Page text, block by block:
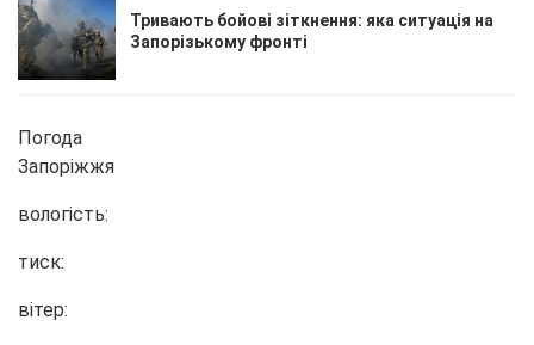
Тривають бойові зіткнення: яка ситуація на
Запорізькому фронті
Погода
Запоріжжя
вологість:
тиск:
вітер: